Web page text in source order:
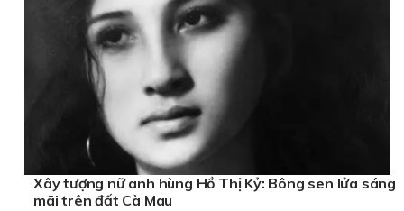
Xây tượng nữ anh hùng Hồ Thị Kỷ: Bông sen lửa sáng
mãi trên đất Cà Mau